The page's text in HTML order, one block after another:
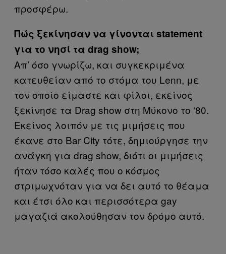
προσφέρω.
Πώς ξεκίνησαν να γίνονται statement
για το νησί τα drag show;
Απ’ όσο γνωρίζω, και συγκεκριμένα
κατευθείαν από το στόμα του Lenn, με
τον οποίο είμαστε και φίλοι, εκείνος
ξεκίνησε τα Drag show στη Μύκονο το ‘80.
Εκείνος λοιπόν με τις μιμήσεις που
έκανε στο Bar City τότε, δημιούργησε την
ανάγκη για drag show, διότι οι μιμήσεις
ήταν τόσο καλές που ο κόσμος
στριμωχνόταν για να δει αυτό το θέαμα
και έτσι όλο και περισσότερα gay
μαγαζιά ακολούθησαν τον δρόμο αυτό.